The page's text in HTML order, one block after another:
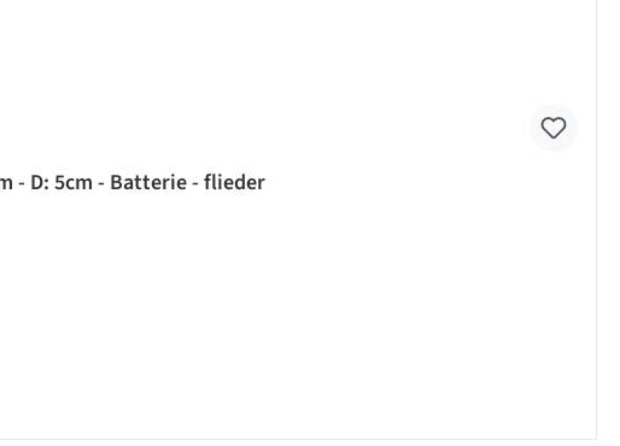
- D: 5cm - Batterie - flieder